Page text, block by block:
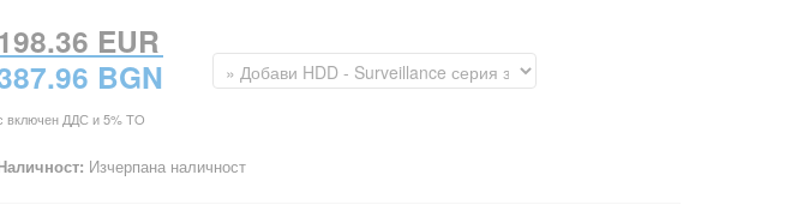
EUR
BGN
включен ДДС и 5% TO
Изчерпана наличност